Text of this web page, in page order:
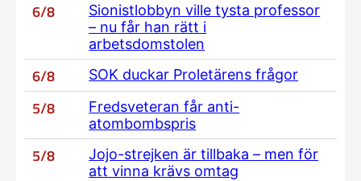
6/8
Sionistlobbyn ville tysta professor
– nu får han rätt i
arbetsdomstolen
6/8 SOK duckar Proletärens frågor
5/8
Fredsveteran får anti-
atombombspris
5/8
Jojo-strejken är tillbaka – men för
att vinna krävs omtag